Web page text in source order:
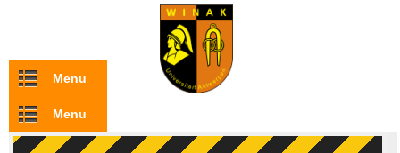
Overslaan en naar de inhoud gaan
Menu
Menu